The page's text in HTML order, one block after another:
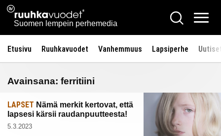
Siirry
sisältöön
Ruuhkavuodet.fi
Suomen lempein perhemedia
Hae
Etusivu Ruuhkavuodet Vanhemmuus Lapsiperhe
Avainsana: ferritiini
LAPSET Nämä merkit kertovat, että
lapsesi kärsii raudanpuutteesta!
5.3.2023